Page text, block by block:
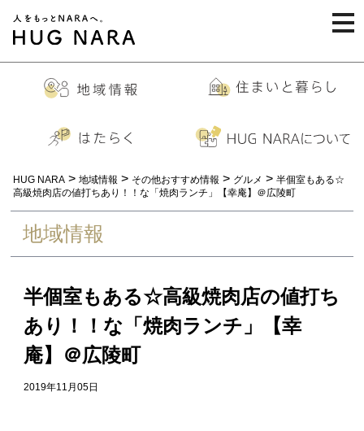
HUG NARA > 地域情報 > その他おすすめ情報 > グルメ > 半個室もある☆
高級焼肉店の値打ちあり！！な「焼肉ランチ」【幸庵】＠広陵町
地域情報
半個室もある☆高級焼肉店の値打ち
あり！！な「焼肉ランチ」【幸
庵】＠広陵町
2019年11月05日